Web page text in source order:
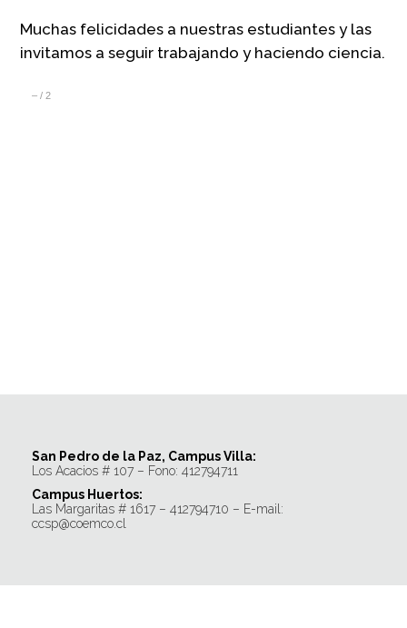
Muchas felicidades a nuestras estudiantes y las
invitamos a seguir trabajando y haciendo ciencia.
– /2
San Pedro de la Paz, Campus Villa:
Los Acacios # 107 – Fono: 412794711
Campus Huertos:
Las Margaritas # 1617 – 412794710 – E-mail:
ccsp@coemco.cl